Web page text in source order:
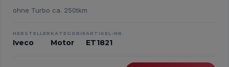
ohne Turbo ca. 250tkm
HERSTELLER
Iveco
KATEGORIE
Motor
ARTIKEL-NR.
ET1821